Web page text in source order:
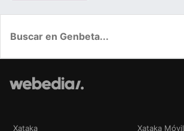
Xataka Xataka Móvil